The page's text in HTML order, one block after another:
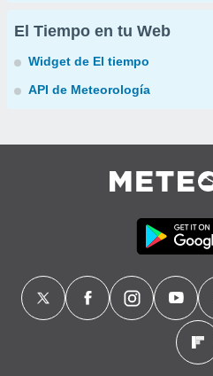
El Tiempo en tu Web
Widget de El tiempo
API de Meteorología